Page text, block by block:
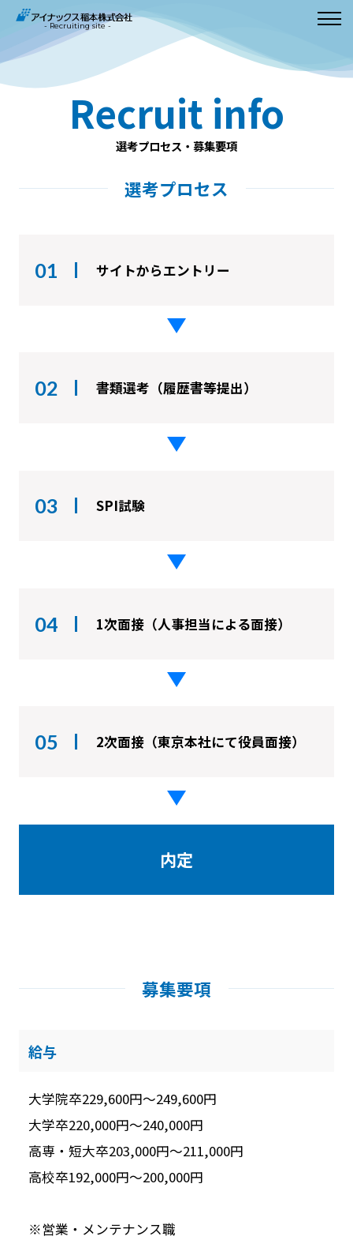
- Recruiting site -
Recruit info
選考プロセス・募集要項
選考プロセス
01 サイトからエントリー
02 書類選考（履歴書等提出）
03 SPI試験
04 1次面接（人事担当による面接）
05 2次面接（東京本社にて役員面接）
内定
募集要項
給与
大学院卒229,600円～249,600円
大学卒220,000円～240,000円
高専・短大卒203,000円～211,000円
高校卒192,000円～200,000円
※営業・メンテナンス職